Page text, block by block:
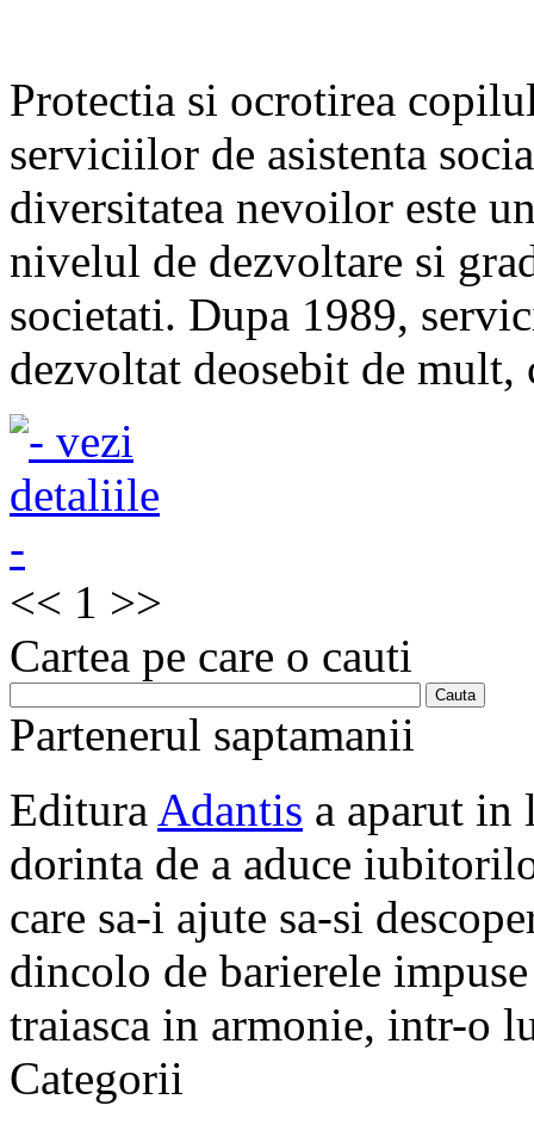
Protectia si ocrotirea
serviciilor de asistenta
diversitatea nevoilor este
nivelul de dezvoltare si
societati. Dupa 1989,
dezvoltat deosebit de
<< 1 >>
Cartea pe care o cauti
Partenerul saptamanii
Editura Adantis a aparut in
dorinta de a aduce
care sa-i ajute sa-si
dincolo de barierele
traiasca in armonie, intr-o
Categorii